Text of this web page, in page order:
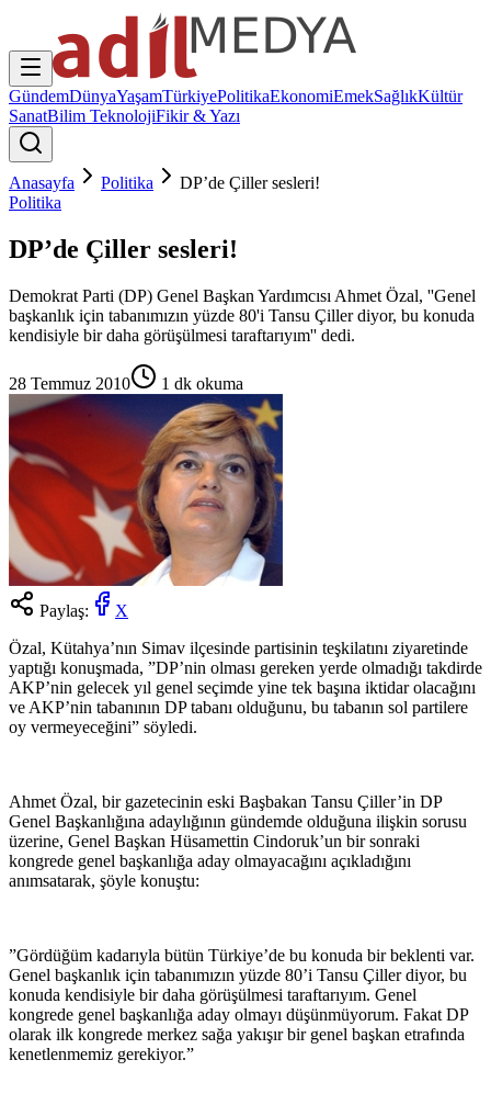
GündemDünyaYaşamTürkiyePolitikaEkonomiEmekSağlıkKültür
SanatBilim TeknolojiFikir & Yazı
Anasayfa Politika
DP’de Çiller sesleri!
Politika
DP’de Çiller sesleri!
Demokrat Parti (DP) Genel Başkan Yardımcısı Ahmet Özal, ''Genel
başkanlık için tabanımızın yüzde 80'i Tansu Çiller diyor, bu konuda
kendisiyle bir daha görüşülmesi taraftarıyım'' dedi.
28 Temmuz 2010 1 dk okuma
Paylaş:
X
Özal, Kütahya’nın Simav ilçesinde partisinin teşkilatını ziyaretinde
yaptığı konuşmada, ”DP’nin olması gereken yerde olmadığı takdirde
AKP’nin gelecek yıl genel seçimde yine tek başına iktidar olacağını
ve AKP’nin tabanının DP tabanı olduğunu, bu tabanın sol partilere
oy vermeyeceğini” söyledi.
Ahmet Özal, bir gazetecinin eski Başbakan Tansu Çiller’in DP
Genel Başkanlığına adaylığının gündemde olduğuna ilişkin sorusu
üzerine, Genel Başkan Hüsamettin Cindoruk’un bir sonraki
kongrede genel başkanlığa aday olmayacağını açıkladığını
anımsatarak, şöyle konuştu:
”Gördüğüm kadarıyla bütün Türkiye’de bu konuda bir beklenti var.
Genel başkanlık için tabanımızın yüzde 80’i Tansu Çiller diyor, bu
konuda kendisiyle bir daha görüşülmesi taraftarıyım. Genel
kongrede genel başkanlığa aday olmayı düşünmüyorum. Fakat DP
olarak ilk kongrede merkez sağa yakışır bir genel başkan etrafında
kenetlenmemiz gerekiyor.”